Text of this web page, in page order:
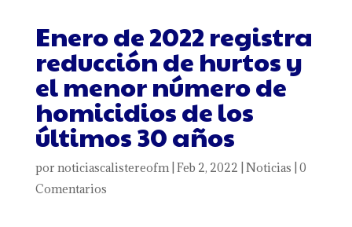
Enero de 2022 registra
reducción de hurtos y
el menor número de
homicidios de los
últimos 30 años
por noticiascalistereofm| Feb 2, 2022 Noticias 0
Comentarios